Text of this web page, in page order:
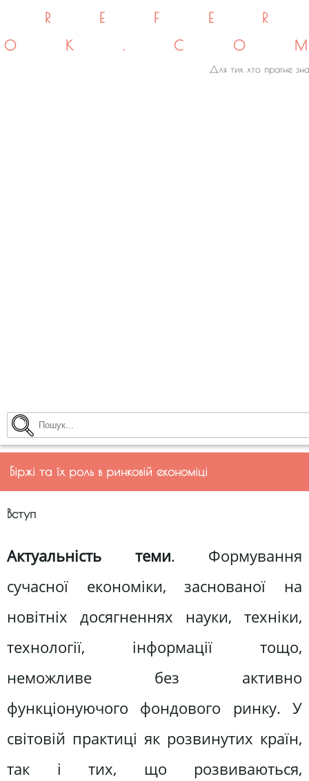
Для тих хто прагне
Біржі та їх роль в ринковій економіці
Вступ
Актуальність теми. Формування
сучасної економіки, заснованої на
новітніх досягненнях науки, техніки,
технології, інформації тощо,
неможливе без активно
функціонуючого фондового ринку. У
світовій практиці як розвинутих країн,
так і тих, що розвиваються,